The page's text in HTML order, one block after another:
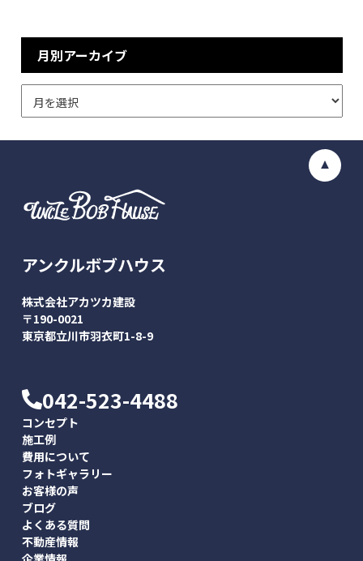
月別アーカイブ
アンクルボブハウス
株式会社アカツカ建設
〒190-0021
東京都立川市羽衣町1-8-9
042-523-4488
コンセプト
施工例
費用について
フォトギャラリー
お客様の声
ブログ
よくある質問
不動産情報